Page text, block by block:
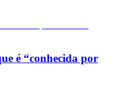
é “conhecida por